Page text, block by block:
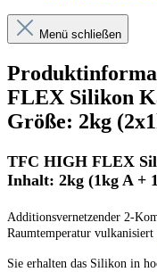
Menü schließen
FLEX Silikon
Größe: 2kg
TFC HIGH FLEX
Inhalt: 2kg (1kg A +
Additionsvernetzender 2-
Raumtemperatur vulkanisiert
Sie erhalten das Silikon in